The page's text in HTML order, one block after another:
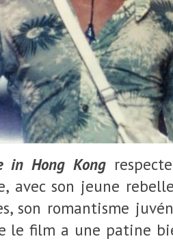
in Hong Kong
avec son jeune
son romantisme
le film a une patine